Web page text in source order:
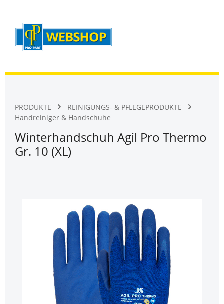
PRODUKTE
REINIGUNGS- & PFLEGEPRODUKTE
Handreiniger & Handschuhe
Winterhandschuh Agil Pro Thermo
Gr. 10 (XL)
Bildergalerie überspringen